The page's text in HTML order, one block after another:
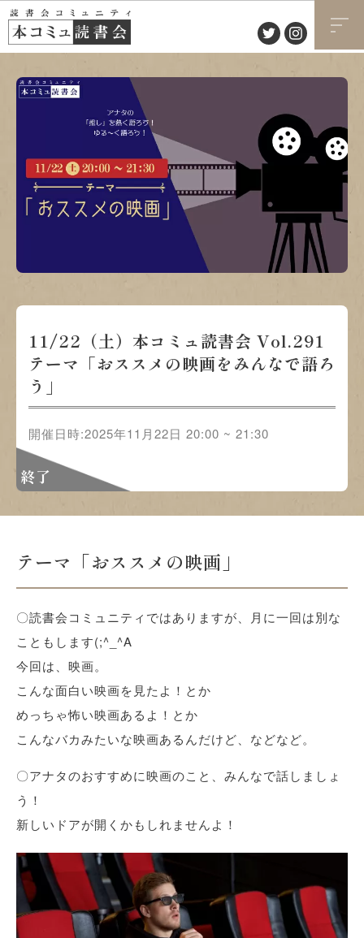
終了
11/22（土）本コミュ読書会 Vol.291
テーマ「おススメの映画をみんなで語ろ
う」
開催日時:2025年11月22日 20:00 ~ 21:30
テーマ「おススメの映画」
〇読書会コミュニティではありますが、月に一回は別な
こともします(;^_^A
今回は、映画。
こんな面白い映画を見たよ！とか
めっちゃ怖い映画あるよ！とか
こんなバカみたいな映画あるんだけど、などなど。
〇アナタのおすすめに映画のこと、みんなで話しましょ
う！
新しいドアが開くかもしれませんよ！